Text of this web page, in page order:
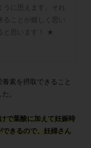
に思えます。それ
ることが嬉しく思い
と思います！ ★
素を摂取できること
。
で葉酸に加えて妊娠時
きるので、妊婦さん